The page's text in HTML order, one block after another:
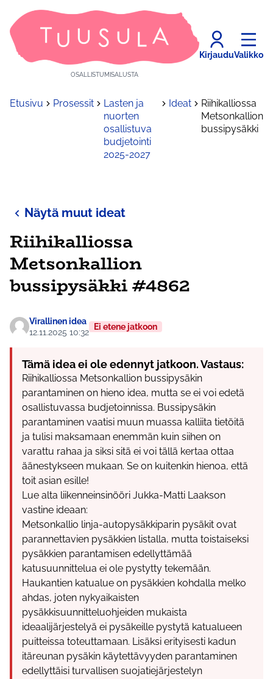
OSALLISTUMISALUSTA
KirjauduValikko
Etusivu Prosessit
Lasten ja
nuorten
osallistuva
budjetointi
2025-2027
Ideat
Riihikalliossa
Metsonkallion
bussipysäkki
Näytä muut ideat
Riihikalliossa
Metsonkallion
bussipysäkki #4862
Virallinen idea
12.11.2025 10:32
Ei etene jatkoon
Tämä idea ei ole edennyt jatkoon. Vastaus:
Riihikalliossa Metsonkallion bussipysäkin
parantaminen on hieno idea, mutta se ei voi edetä
osallistuvassa budjetoinnissa. Bussipysäkin
parantaminen vaatisi muun muassa kalliita tietöitä
ja tulisi maksamaan enemmän kuin siihen on
varattu rahaa ja siksi sitä ei voi tällä kertaa ottaa
äänestykseen mukaan. Se on kuitenkin hienoa, että
toit asian esille!
Lue alta liikenneinsinööri Jukka-Matti Laakson
vastine ideaan:
Metsonkallio linja-autopysäkkiparin pysäkit ovat
parannettavien pysäkkien listalla, mutta toistaiseksi
pysäkkien parantamisen edellyttämää
katusuunnittelua ei ole pystytty tekemään.
Haukantien katualue on pysäkkien kohdalla melko
ahdas, joten nykyaikaisten
pysäkkisuunnitteluohjeiden mukaista
ideaalijärjestelyä ei pysäkeille pystytä katualueen
puitteissa toteuttamaan. Lisäksi erityisesti kadun
itäreunan pysäkin käytettävyyden parantaminen
edellyttäisi turvallisen suojatiejärjestelyn